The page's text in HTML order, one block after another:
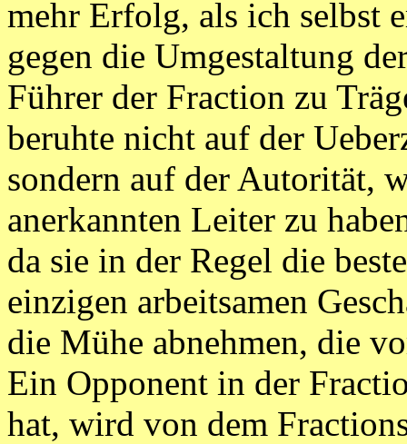
mehr Erfolg, als ich selbst
gegen die Umgestaltung
Führer der Fraction zu
beruhte nicht auf der
sondern auf der Autorität,
anerkannten Leiter zu
da sie in der Regel die
einzigen arbeitsamen
die Mühe abnehmen, die
Ein Opponent in der
hat, wird von dem